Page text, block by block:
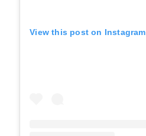
View this post on Instagram